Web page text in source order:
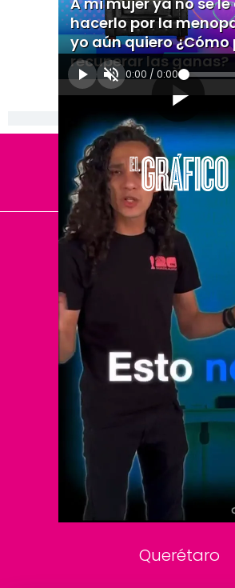
hacerlo por la
yo aún quiero ¿Cómo
recuperar las ganas?
0:00 / 0:00
[Publicidad]
El Universal
Vive USA
Clase
De 10 sports
DeDinero
Confabulario
Aviso
Consultas
Querétaro